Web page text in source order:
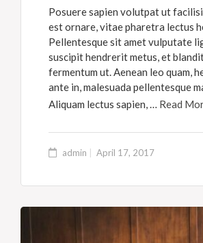
Posuere sapien volutpat ut
est ornare, vitae pharetra lectus
Pellentesque sit amet vulputate
suscipit hendrerit metus, et
fermentum ut. Aenean leo quam,
ante in, malesuada pellentesque
Aliquam lectus sapien, … Read
admin April 17, 2017